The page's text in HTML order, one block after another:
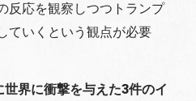
反応を観察しつつトランプ
ていくという観点が必要
界に衝撃を与えた3件のイ